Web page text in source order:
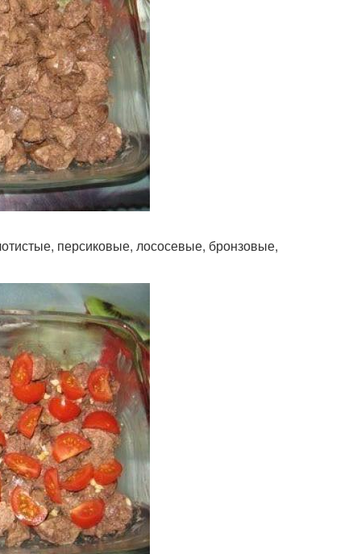
персиковые, лососевые, бронзовые,